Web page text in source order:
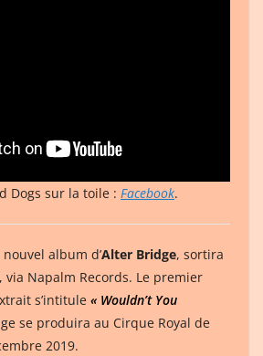
Dogs sur la toile : Facebook.
nouvel album d’Alter Bridge, sortira
via Napalm Records. Le premier
s’intitule « Wouldn’t You
se produira au Cirque Royal de
2019.